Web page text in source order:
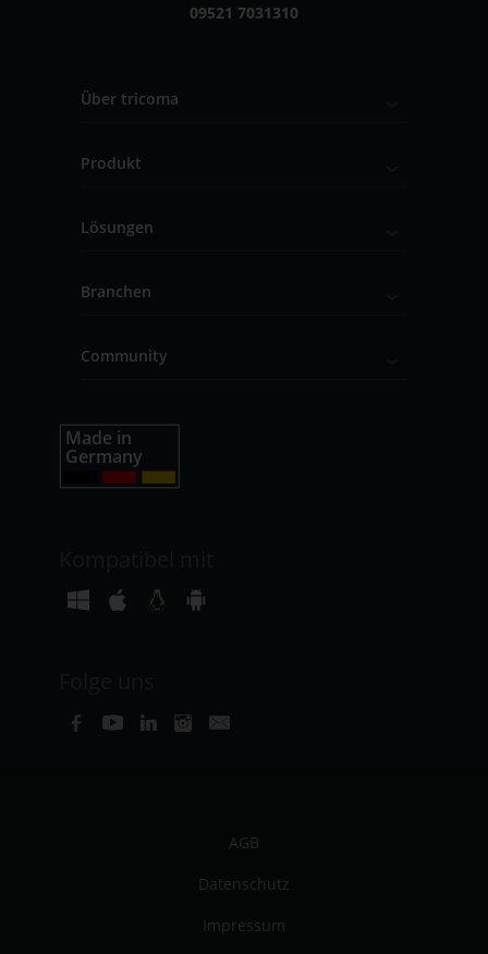
09521 7031310
Über tricoma
Produkt
Lösungen
Branchen
Community
AGB
Datenschutz
Impressum